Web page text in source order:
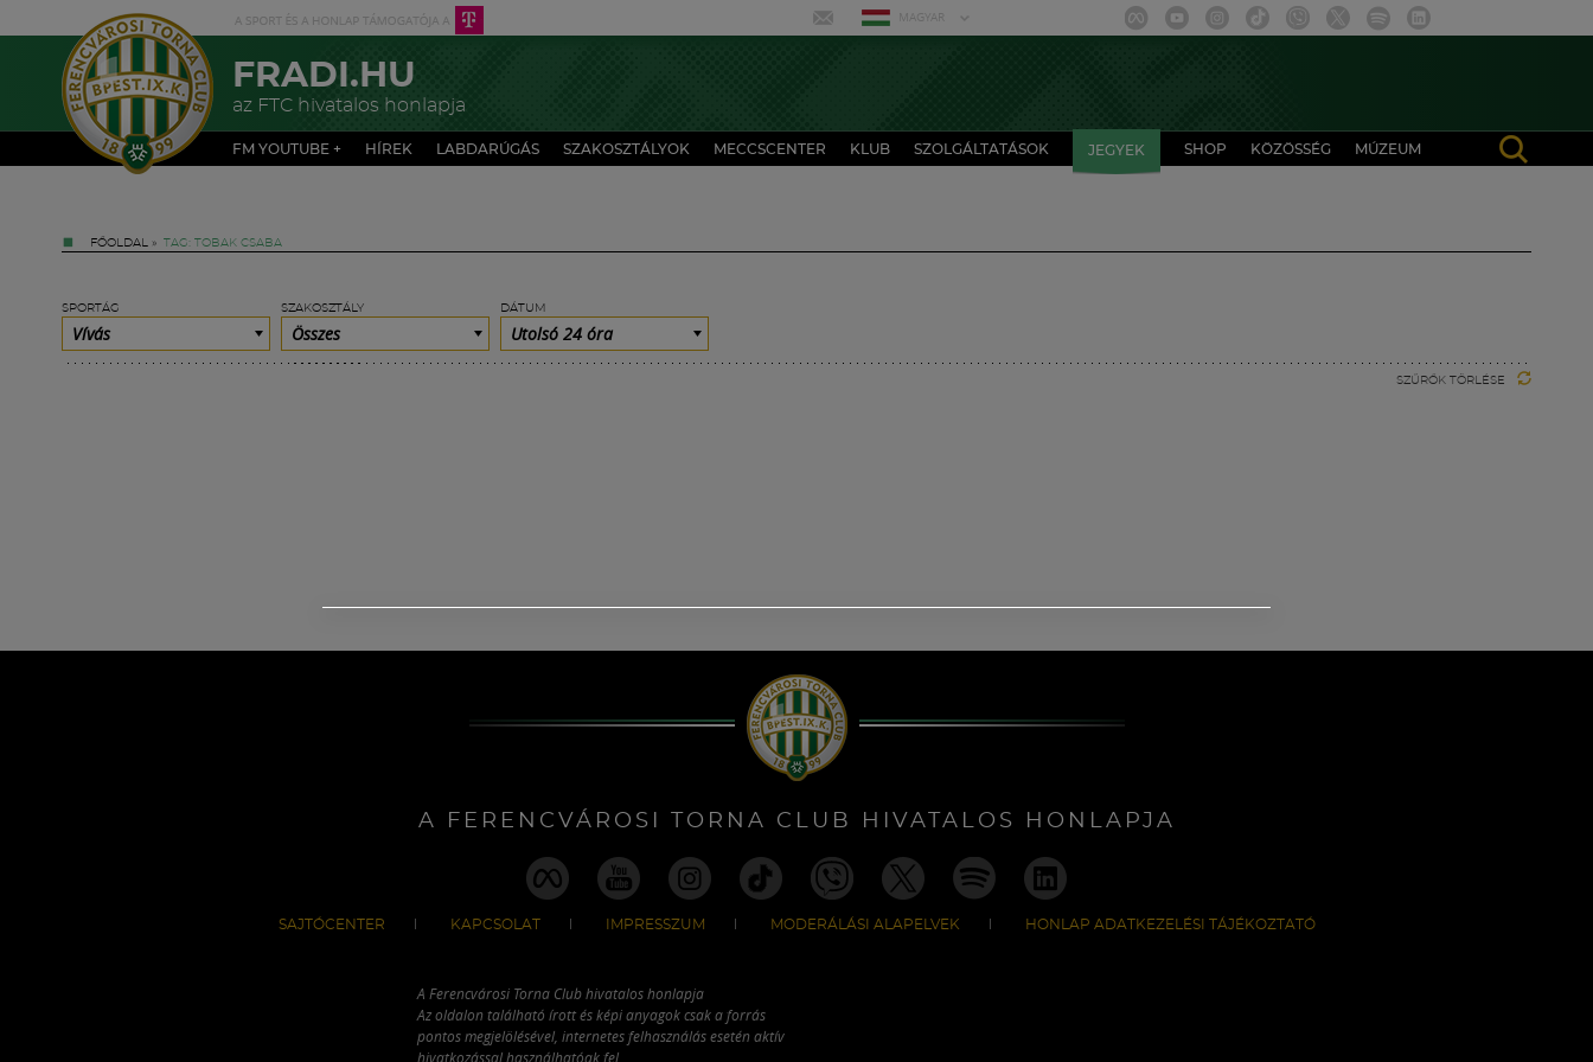
MAGYAR
FRADI.HU
az FTC hivatalos honlapja
FM YOUTUBE + HÍREK LABDARÚGÁS SZAKOSZTÁLYOK MECCSCENTER KLUB SZOLGÁLTATÁSOK JEGYEK SHOP KÖZÖSSÉG MÚZEUM
FŐOLDAL » TAG: TOBAK CSABA
SPORTÁG
Vívás
SZAKOSZTÁLY
Összes
DÁTUM
Utolsó 24 óra
SZŰRŐK TÖRLÉSE
A FERENCVÁROSI TORNA CLUB HIVATALOS HONLAPJA
SAJTÓCENTER KAPCSOLAT IMPRESSZUM MODERÁLÁSI ALAPELVEK HONLAP ADATKEZELÉSI TÁJÉKOZTATÓ
A Ferencvárosi Torna Club hivatalos honlapja
Az oldalon található írott és képi anyagok csak a forrás
pontos megjelölésével, internetes felhasználás esetén aktív
hivatkozással használhatóak fel.